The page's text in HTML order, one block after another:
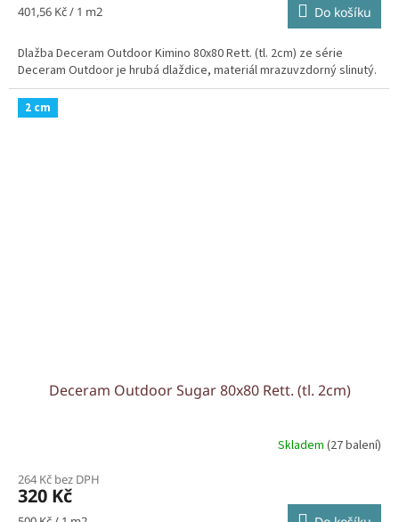
Měrná
401,56 Kč / 1 m2 Do košíku
Dlažba Deceram Outdoor Kimino 80x80 Rett. (tl. 2cm) ze série
Deceram Outdoor je hrubá dlaždice, materiál mrazuvzdorný slinutý.
2 cm
Deceram Outdoor Sugar 80x80 Rett. (tl. 2cm)
Skladem (27 balení)
264 Kč bez DPH
320 Kč